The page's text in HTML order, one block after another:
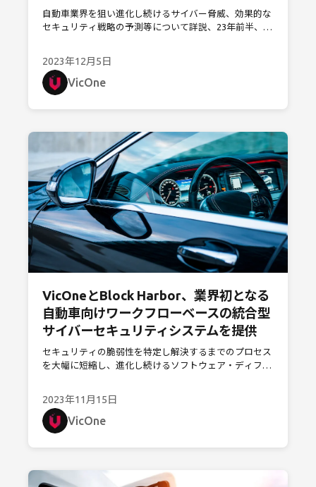
自動車業界を狙い進化し続けるサイバー脅威、効果的な
セキュリティ戦略の予測等について詳説、23年前半、サ
2023年12月5日
VicOne
VicOneとBlock Harbor、業界初となる
自動車向けワークフローベースの統合型
サイバーセキュリティシステムを提供
セキュリティの脆弱性を特定し解決するまでのプロセス
を大幅に短縮し、進化し続けるソフトウェア・ディファ
2023年11月15日
VicOne